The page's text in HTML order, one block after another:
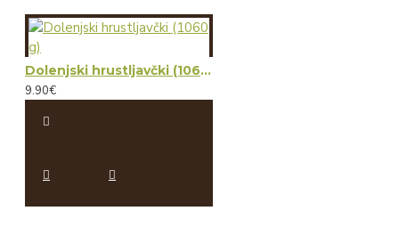
Dolenjski hrustljavčki (1060 g)
9.90€